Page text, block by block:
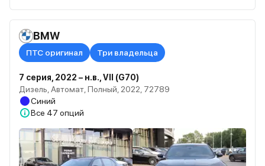
BMW
ПТС оригинал Три владельца
7 серия, 2022 – н.в., VII (G70)
Дизель, Автомат, Полный, 2022, 72789
Синий
Все 47 опций